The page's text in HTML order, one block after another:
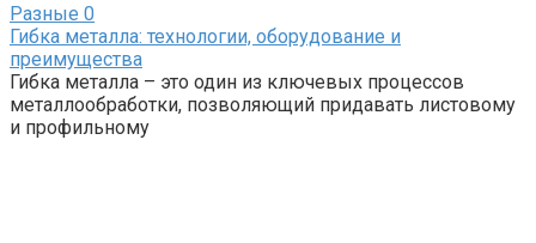
Разные 0
Гибка металла: технологии, оборудование и
преимущества
Гибка металла – это один из ключевых процессов
металлообработки, позволяющий придавать листовому
и профильному